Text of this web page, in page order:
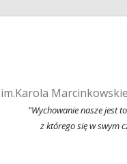
"Wychowanie nasze jest
z którego się w swym